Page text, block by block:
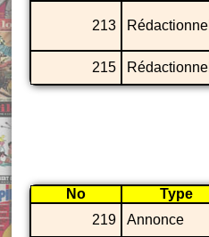
213 Rédactionnel
215
Rédactionnel
No Type
219
Annonce